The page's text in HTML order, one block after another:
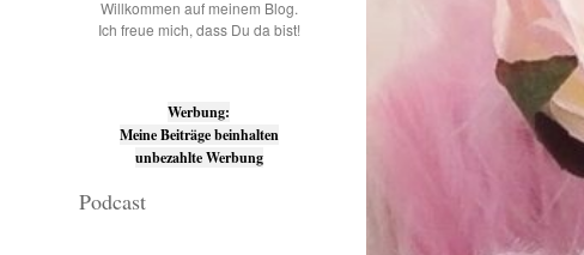
Willkommen auf meinem Blog.
Ich freue mich, dass Du da bist!
Werbung:
Meine Beiträge beinhalten
unbezahlte Werbung
Podcast